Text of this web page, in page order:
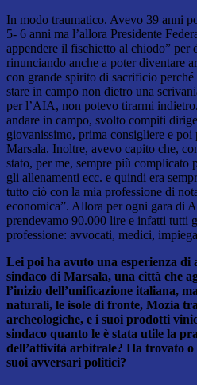
In modo traumatico. Avevo 39 anni
5- 6 anni ma l’allora Presidente
appendere il fischietto al chiodo” per
rinunciando anche a poter diventare
con grande spirito di sacrificio
stare in campo non dietro una
per l’AIA, non potevo tirarmi
andare in campo, svolto compiti
giovanissimo, prima consigliere e poi
Marsala. Inoltre, avevo capito che,
stato, per me, sempre più complicato
gli allenamenti ecc. e quindi era
tutto ciò con la mia professione di
economica”. Allora per ogni gara di
prendevamo 90.000 lire e infatti tutti
professione: avvocati, medici,
Lei poi ha avuto una esperienza di
sindaco di Marsala, una città che
l’inizio dell’unificazione italiana,
naturali, le isole di fronte, Mozia
archeologiche, e i suoi prodotti
sindaco quanto le è stata utile la
dell’attività arbitrale? Ha trovato o
suoi avversari politici?